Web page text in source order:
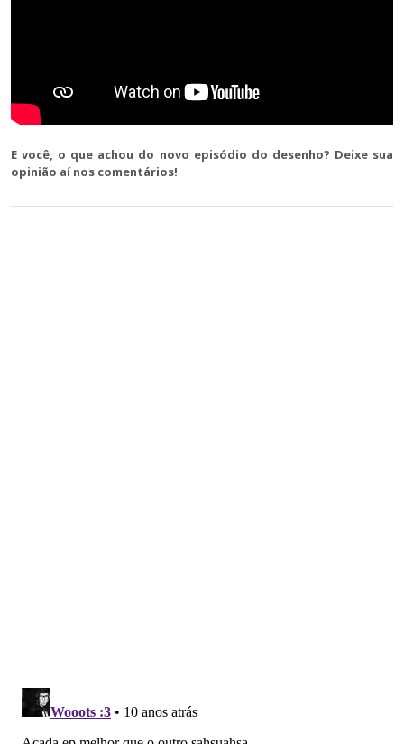
E você, o que achou do novo episódio do desenho? Deixe sua
opinião aí nos comentários!